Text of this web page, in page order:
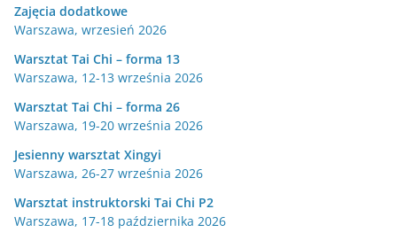
Zajęcia dodatkowe
Warszawa, wrzesień 2026
Warsztat Tai Chi – forma 13
Warszawa, 12-13 września 2026
Warsztat Tai Chi – forma 26
Warszawa, 19-20 września 2026
Jesienny warsztat Xingyi
Warszawa, 26-27 września 2026
Warsztat instruktorski Tai Chi P2
Warszawa, 17-18 października 2026